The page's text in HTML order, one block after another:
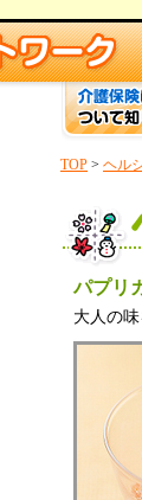
TOP > ヘル
パプリ
大人の